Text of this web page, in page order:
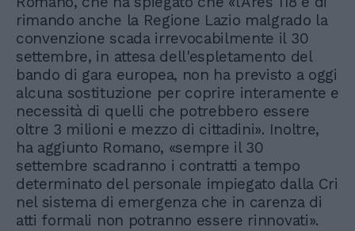
rimando anche la Regione Lazio malgrado la
convenzione scada irrevocabilmente il 30
settembre, in attesa dell'espletamento del
bando di gara europea, non ha previsto a oggi
alcuna sostituzione per coprire interamente e
necessità di quelli che potrebbero essere
oltre 3 milioni e mezzo di cittadini». Inoltre,
ha aggiunto Romano, «sempre il 30
settembre scadranno i contratti a tempo
determinato del personale impiegato dalla Cri
nel sistema di emergenza che in carenza di
atti formali non potranno essere rinnovati».